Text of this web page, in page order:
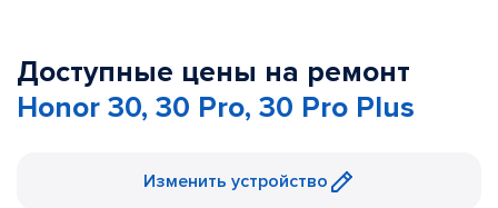
Доступные цены на ремонт
Honor 30, 30 Pro, 30 Pro Plus
Изменить устройство